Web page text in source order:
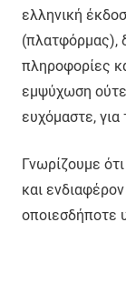
ελληνική
(πλατφόρμας),
πληροφορίες
εμψύχωση ούτε
ευχόμαστε, για
Γνωρίζουμε
και
οποιεσδήποτε